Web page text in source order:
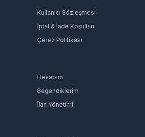
Kullanıcı Sözleşmesi
İptal & İade Koşulları
Çerez Politikası
Hesabım
Beğendiklerim
İlan Yönetimi